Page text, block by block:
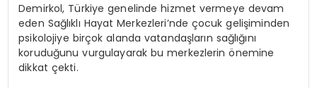
Demirkol, Türkiye genelinde hizmet vermeye devam
eden Sağlıklı Hayat Merkezleri’nde çocuk gelişiminden
psikolojiye birçok alanda vatandaşların sağlığını
koruduğunu vurgulayarak bu merkezlerin önemine
dikkat çekti.